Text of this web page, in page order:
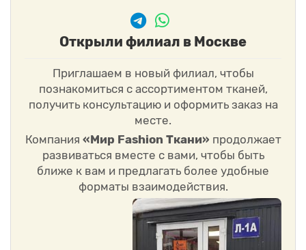
Открыли филиал в Москве
Приглашаем в новый филиал, чтобы
познакомиться с ассортиментом тканей,
получить консультацию и оформить заказ на
месте.
Компания «Мир Fashion Ткани» продолжает
развиваться вместе с вами, чтобы быть
ближе к вам и предлагать более удобные
форматы взаимодействия.